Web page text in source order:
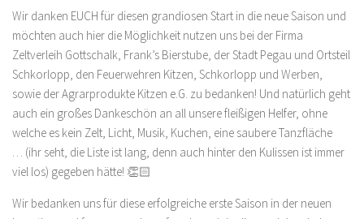
Wir danken EUCH für diesen grandiosen Start in die neue Saison und
möchten auch hier die Möglichkeit nutzen uns bei der Firma
Zeltverleih Gottschalk, Frank’s Bierstube, der Stadt Pegau und Ortsteil
Schkorlopp, den Feuerwehren Kitzen, Schkorlopp und Werben,
sowie der Agrarprodukte Kitzen e.G. zu bedanken! Und natürlich geht
auch ein großes Dankeschön an all unsere fleißigen Helfer, ohne
welche es kein Zelt, Licht, Musik, Kuchen, eine saubere Tanzfläche
… (ihr seht, die Liste ist lang, denn auch hinter den Kulissen ist immer
viel los) gegeben hätte! 👏🏻
Wir bedanken uns für diese erfolgreiche erste Saison in der neuen